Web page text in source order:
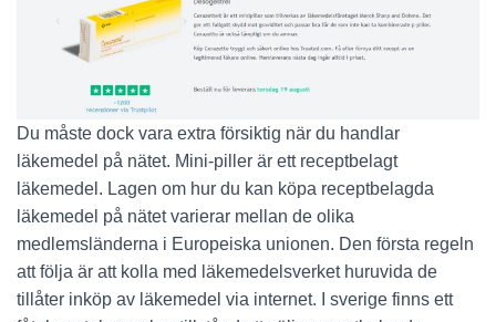
Du måste dock vara extra försiktig när du handlar
läkemedel på nätet. Mini-piller är ett receptbelagt
läkemedel. Lagen om hur du kan köpa receptbelagda
läkemedel på nätet varierar mellan de olika
medlemsländerna i Europeiska unionen. Den första regeln
att följa är att kolla med läkemedelsverket huruvida de
tillåter inköp av läkemedel via internet. I sverige finns ett